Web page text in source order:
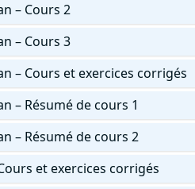
– Cours 2
– Cours 3
– Cours et exercices corrigés
– Résumé de cours 1
– Résumé de cours 2
et exercices corrigés